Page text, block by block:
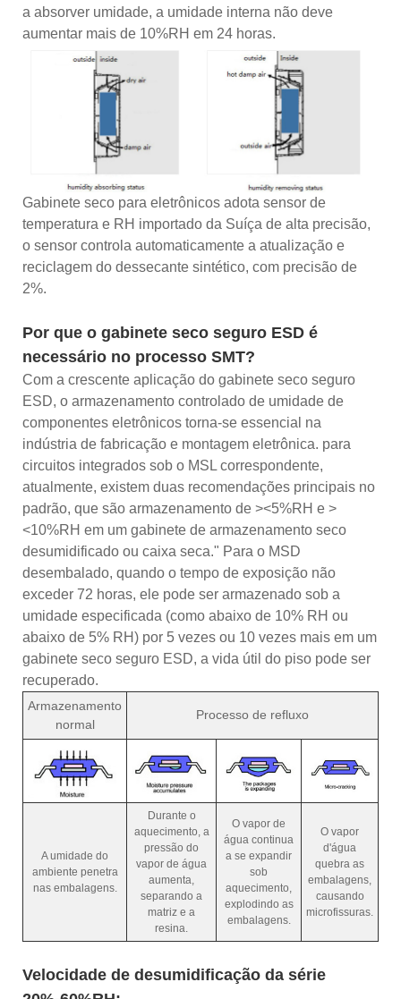
a absorver umidade, a umidade interna não deve
aumentar mais de 10%RH em 24 horas.
Gabinete seco para eletrônicos adota sensor de
temperatura e RH importado da Suíça de alta precisão,
o sensor controla automaticamente a atualização e
reciclagem do dessecante sintético, com precisão de
2%.
Por que o gabinete seco seguro ESD é
necessário no processo SMT?
Com a crescente aplicação do gabinete seco seguro
ESD, o armazenamento controlado de umidade de
componentes eletrônicos torna-se essencial na
indústria de fabricação e montagem eletrônica. para
circuitos integrados sob o MSL correspondente,
atualmente, existem duas recomendações principais no
padrão, que são armazenamento de ><5%RH e >
<10%RH em um gabinete de armazenamento seco
desumidificado ou caixa seca." Para o MSD
desembalado, quando o tempo de exposição não
exceder 72 horas, ele pode ser armazenado sob a
umidade especificada (como abaixo de 10% RH ou
abaixo de 5% RH) por 5 vezes ou 10 vezes mais em um
gabinete seco seguro ESD, a vida útil do piso pode ser
recuperado.
Armazenamento
normal
Processo de refluxo
A umidade do
ambiente penetra
nas embalagens.
Durante o
aquecimento, a
pressão do
vapor de água
aumenta,
separando a
matriz e a
resina.
O vapor de
água continua
a se expandir
sob
aquecimento,
explodindo as
embalagens.
O vapor
d'água
quebra as
embalagens,
causando
microfissuras.
Velocidade de desumidificação da série